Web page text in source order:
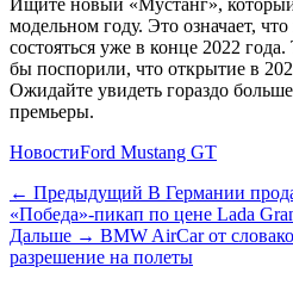
Ищите новый «Мустанг»,
модельном году. Это означает,
состояться уже в конце 2022
бы поспорили, что открытие в
Ожидайте увидеть гораздо
премьеры.
Категории
НовостиТеги
Ford Mustang GT
Навигация
по
записям
← Предыдущий Предыдущий
В Германии
«Победа»-пикап по цене Lada
Дальше → Дальше:
BMW AirCar от
разрешение на полеты